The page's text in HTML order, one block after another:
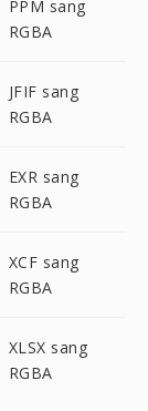
PPM sang
RGBA
JFIF sang
RGBA
EXR sang
RGBA
XCF sang
RGBA
XLSX sang
RGBA